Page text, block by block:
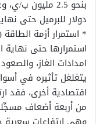
دولار للبرميل حتى نهاية
* استمرار أزمة
استمرارها حتى
امدادات الغاز،
يتغلغل تأثيره في
اقتصادية أخرى، فقد
من أربعة أضعاف